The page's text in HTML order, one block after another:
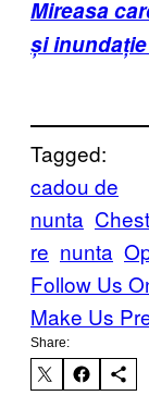
Mireasa
și
Tagged:
cadou de
nunta
re nunta
Follow Us
Make Us
Share: